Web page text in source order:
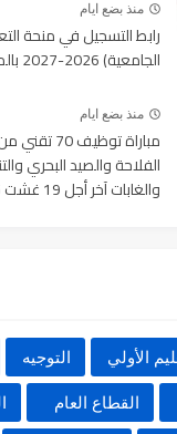
منذ بضع ايام
رابط التسجيل في منحة
الجامعية) 2026-2027 بالمغرب عبر Minhaty.ma
منذ بضع ايام
مباراة
الفلاحة والصيد البحري
والغابات آخر أجل 19 غشت 2026
الأولي التوجيه
القطاع العام